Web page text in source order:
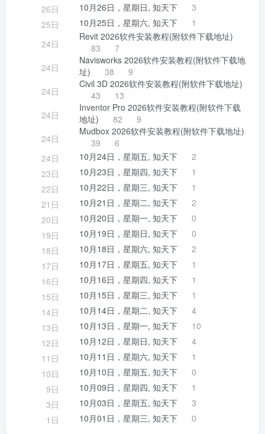
26日
10月26日，星期日, 知天下
3
25日
10月25日，星期六, 知天下
1
24日
Revit 2026软件安装教程(附软件下载地址)
83
7
24日
Navisworks 2026软件安装教程(附软件下载地
址)
38
9
24日
Civil 3D 2026软件安装教程(附软件下载地址)
43
13
24日
Inventor Pro 2026软件安装教程(附软件下载
地址)
82
9
24日
Mudbox 2026软件安装教程(附软件下载地址)
39
6
24日
10月24日，星期五, 知天下
2
23日
10月23日，星期四, 知天下
1
22日
10月22日，星期三, 知天下
1
21日
10月21日，星期二, 知天下
2
20日
10月20日，星期一, 知天下
0
19日
10月19日，星期日, 知天下
0
18日
10月18日，星期六, 知天下
2
17日
10月17日，星期五, 知天下
1
16日
10月16日，星期四, 知天下
1
15日
10月15日，星期三, 知天下
1
14日
10月14日，星期二, 知天下
4
13日
10月13日，星期一, 知天下
10
12日
10月12日，星期日, 知天下
4
11日
10月11日，星期六, 知天下
1
10日
10月10日，星期五, 知天下
0
9日
10月09日，星期四, 知天下
1
3日
10月03日，星期五, 知天下
3
1日
10月01日，星期三, 知天下 0